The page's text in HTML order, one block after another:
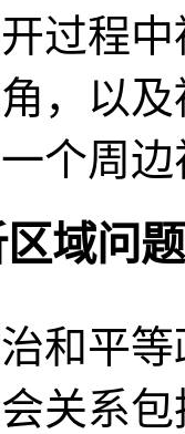
过程
，以
个周
域问题
和平
关系